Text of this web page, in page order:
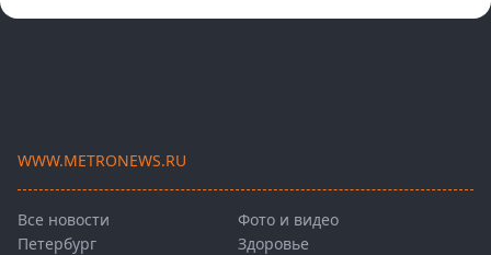
WWW.METRONEWS.RU
Все новости
Петербург
Фото и видео
Здоровье